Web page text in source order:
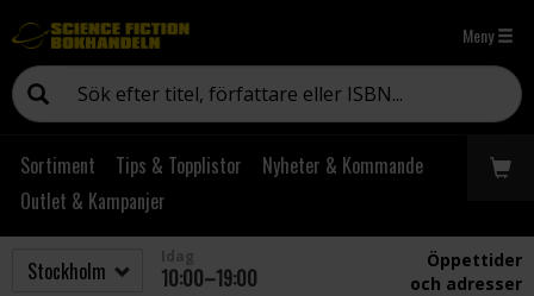
Meny
Sortiment Tips & Topplistor
Nyheter & Kommande
Outlet & Kampanjer
10:00–19:00
Öppettider
och adresser